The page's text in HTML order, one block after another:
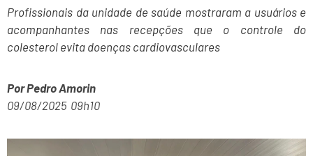
Profissionais da unidade de saúde mostraram a usuários e
acompanhantes nas recepções que o controle do
colesterol evita doenças cardiovasculares
Por Pedro Amorin
09/08/2025 09h10